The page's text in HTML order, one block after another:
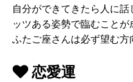
自分ができてきたら人に
ッツある姿勢で臨むこと
ふたご座さんは必ず望む方
恋愛運